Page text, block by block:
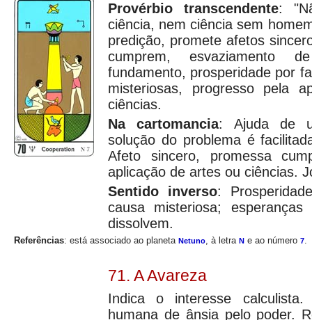
Provérbio transcendente:
ciência, nem ciência sem
predição, promete afetos
cumprem, esvaziamento
fundamento, prosperidade por
misteriosas, progresso pela
ciências.
Na cartomancia: Ajuda de
solução do problema é
Afeto sincero, promessa
aplicação de artes ou ciências.
Sentido inverso:
causa misteriosa;
dissolvem.
Referências: está associado ao planeta Netuno, à letra N e ao número 7.
71. A Avareza
Indica o interesse
humana de ânsia pelo poder.